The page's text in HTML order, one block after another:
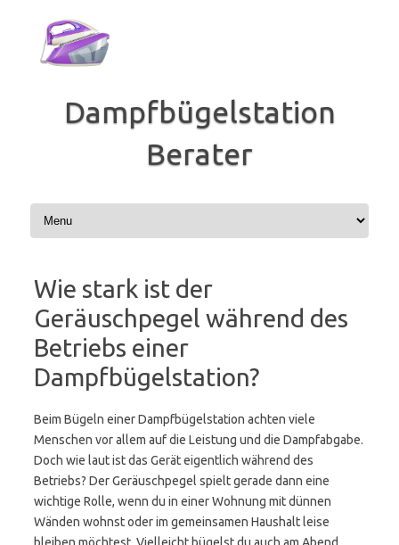
springen
Dampfbügelstation
Berater
Wie stark ist der
Geräuschpegel während des
Betriebs einer
Dampfbügelstation?
Beim Bügeln einer Dampfbügelstation achten viele
Menschen vor allem auf die Leistung und die Dampfabgabe.
Doch wie laut ist das Gerät eigentlich während des
Betriebs? Der Geräuschpegel spielt gerade dann eine
wichtige Rolle, wenn du in einer Wohnung mit dünnen
Wänden wohnst oder im gemeinsamen Haushalt leise